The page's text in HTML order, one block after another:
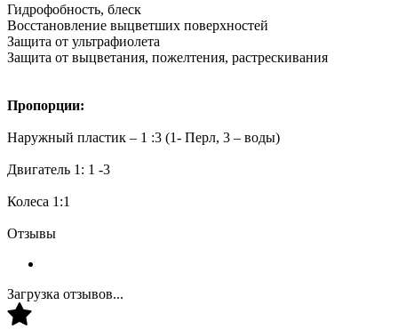
Гидрофобность, блеск
Восстановление выцветших поверхностей
Защита от ультрафиолета
Защита от выцветания, пожелтения, растрескивания
Пропорции:
Наружный пластик – 1 :3 (1- Перл, 3 – воды)
Двигатель 1: 1 -3
Колеса 1:1
Отзывы
Загрузка отзывов...